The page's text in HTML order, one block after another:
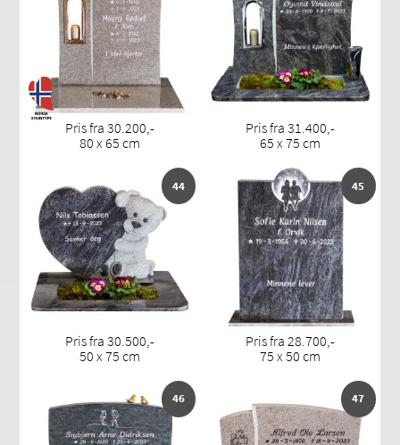
Pris fra 30.200,-
80 x 65 cm
Pris fra 31.400,-
65 x 75 cm
44
Pris fra 30.500,-
50 x 75 cm
45
Pris fra 28.700,-
75 x 50 cm
46 47